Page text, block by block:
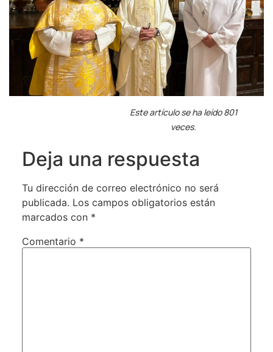
Este artículo se ha leído 801
veces.
Deja una respuesta
Tu dirección de correo electrónico no será
publicada. Los campos obligatorios están
marcados con *
Comentario *